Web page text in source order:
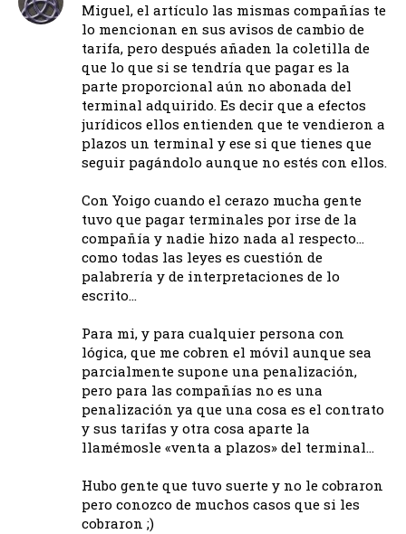
Miguel, el artículo las mismas compañías te
lo mencionan en sus avisos de cambio de
tarifa, pero después añaden la coletilla de
que lo que si se tendría que pagar es la
parte proporcional aún no abonada del
terminal adquirido. Es decir que a efectos
jurídicos ellos entienden que te vendieron a
plazos un terminal y ese si que tienes que
seguir pagándolo aunque no estés con ellos.
Con Yoigo cuando el cerazo mucha gente
tuvo que pagar terminales por irse de la
compañía y nadie hizo nada al respecto…
como todas las leyes es cuestión de
palabrería y de interpretaciones de lo
escrito…
Para mi, y para cualquier persona con
lógica, que me cobren el móvil aunque sea
parcialmente supone una penalización,
pero para las compañías no es una
penalización ya que una cosa es el contrato
y sus tarifas y otra cosa aparte la
llamémosle «venta a plazos» del terminal…
Hubo gente que tuvo suerte y no le cobraron
pero conozco de muchos casos que si les
cobraron ;)